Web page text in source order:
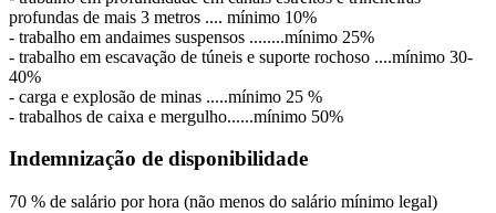
profundas de mais 3 metros .... mínimo 10%
- trabalho em andaimes suspensos ........mínimo 25%
- trabalho em escavação de túneis e suporte rochoso ....mínimo 30-
40%
- carga e explosão de minas .....mínimo 25 %
- trabalhos de caixa e mergulho......mínimo 50%
Indemnização de disponibilidade
70 % de salário por hora (não menos do salário mínimo legal)